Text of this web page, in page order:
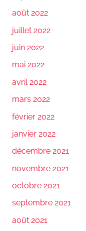
août 2022
juillet 2022
juin 2022
mai 2022
avril 2022
mars 2022
février 2022
janvier 2022
décembre 2021
novembre 2021
octobre 2021
septembre 2021
août 2021